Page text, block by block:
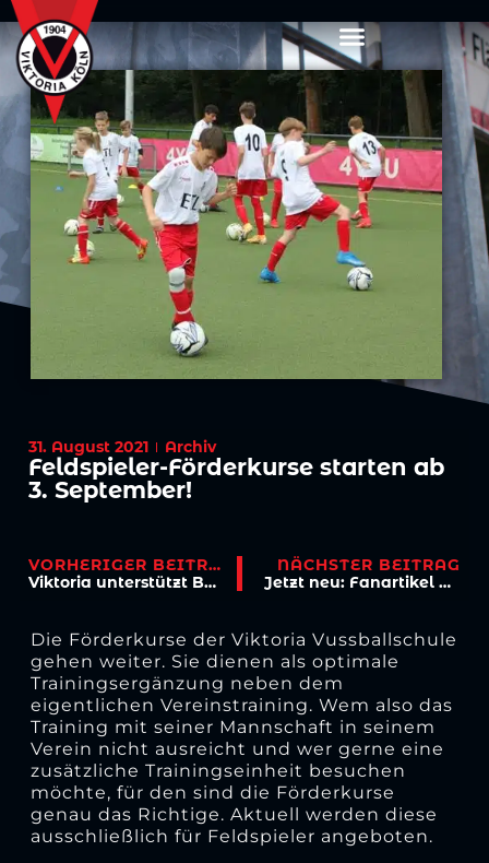
31. August 2021 Archiv
Feldspieler-Förderkurse starten ab
3. September!
VORHERIGER BEITRAG
Viktoria unterstützt Benefizgala der Colombinen
NÄCHSTER BEITRAG
Jetzt neu: Fanartikel des Monats September!
Die Förderkurse der Viktoria Vussballschule
gehen weiter. Sie dienen als optimale
Trainingsergänzung neben dem
eigentlichen Vereinstraining. Wem also das
Training mit seiner Mannschaft in seinem
Verein nicht ausreicht und wer gerne eine
zusätzliche Trainingseinheit besuchen
möchte, für den sind die Förderkurse
genau das Richtige. Aktuell werden diese
ausschließlich für Feldspieler angeboten.